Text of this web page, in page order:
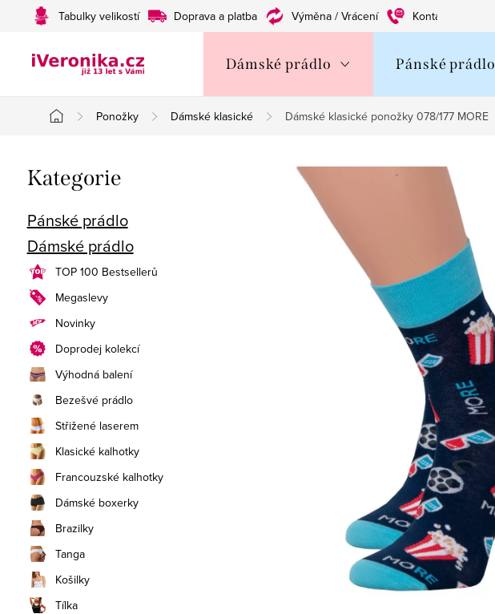
Tabulky velikostí Doprava a platba Výměna / Vrácení Kontakty
Dámské prádlo Pánské prádlo
Domů
Ponožky Dámské klasické Dámské klasické ponožky 078/177 MORE
o
s
t
r
a
n
n
í
p
a
n
e
l
Přeskočit
kategorie
Kategorie
Pánské prádlo
Dámské prádlo
TOP 100 Bestsellerů
Megaslevy
Novinky
Doprodej kolekcí
Výhodná balení
Bezešvé prádlo
Střižené laserem
Klasické kalhotky
Francouzské kalhotky
Dámské boxerky
Brazilky
Tanga
Košilky
Tílka